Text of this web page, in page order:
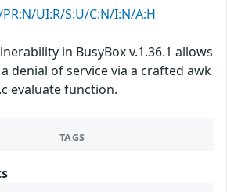
PR:N/UI:R/S:U/C:N/I:N/A:H
in BusyBox v.1.36.1 allows
denial of service via a crafted awk
evaluate function.
TAGS